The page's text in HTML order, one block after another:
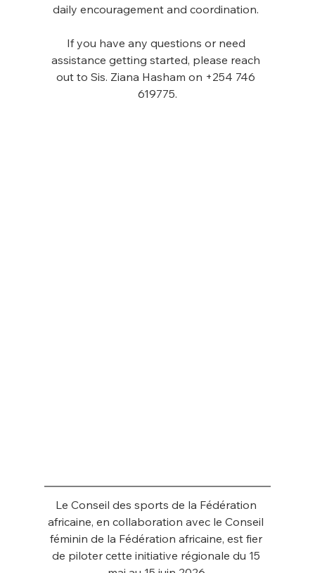
daily encouragement and coordination.
If you have any questions or need
assistance getting started, please reach
out to Sis. Ziana Hasham on +254 746
619775.
Le Conseil des sports de la Fédération
africaine, en collaboration avec le Conseil
féminin de la Fédération africaine, est fier
de piloter cette initiative régionale du 15